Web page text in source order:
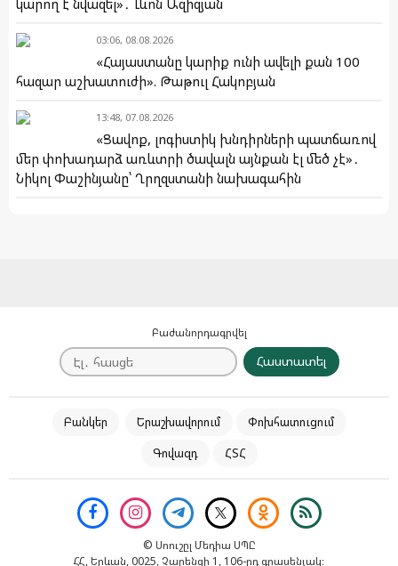
03:06, 08.08.2026
«Հայաստանը կարիք ունի ավելի քան 100
հազար աշխատուժի». Թաթուլ Հակոբյան
13:48, 07.08.2026
«Ցավոք, լոգիստիկ խնդիրների պատճառով
մեր փոխադարձ առևտրի ծավալն այնքան էլ մեծ չէ»․
Նիկոլ Փաշինյանը՝ Ղրղզստանի նախագահին
Բաժանորդագրվել
Հաստատել
Բանկեր Երաշխավորում
Փոխհատուցում
Գովազդ
ՀՏՀ
© Սոուշըլ Մեդիա ՍՊԸ
ՀՀ, Երևան, 0025, Չարենցի 1, 106-րդ գրասենյակ։